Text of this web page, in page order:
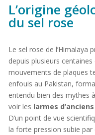
L’origine
du sel rose
Le sel rose de l’Himalaya
depuis plusieurs centaines
mouvements de plaques
enfouis au Pakistan,
entendu bien des mythes
voir les larmes
D’un point de vue
la forte pression subie par